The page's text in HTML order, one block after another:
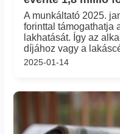
A munkáltató 2025.
forinttal támogathatja
lakhatását. Így az
díjához vagy a
2025-01-14